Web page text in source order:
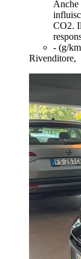
Anche
CO2.
- (g/
Rivenditore,